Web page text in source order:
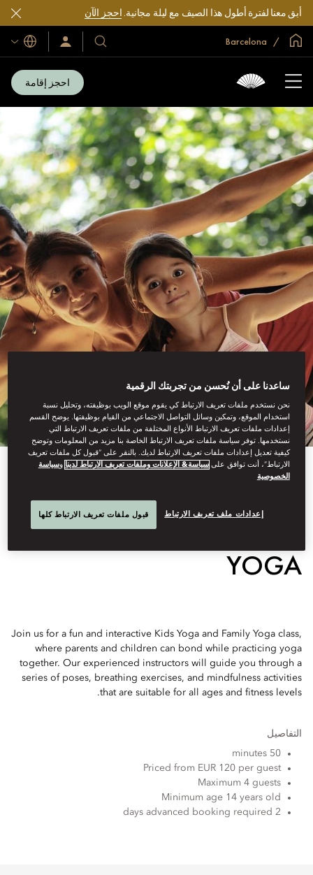
أبق معنا لفترة أطول هذا الصيف مع ليلة مجانية.احجز الآن
الصفحة الرئيسية العالمية
فنادقنا
ومنتجعاتنا
سجّل
الدخول/
اللغات
احجز إقامة
View All
KIDS AND FAMILY
YOGA
Join us for a fun and interactive Kids Yoga and Family Yoga class,
where parents and children can bond while practicing yoga
together. Our experienced instructors will guide you through a
series of poses, breathing exercises, and mindfulness activities
that are suitable for all ages and fitness levels.
التفاصيل
50 minutes
Priced from EUR 120 per guest
Maximum 4 guests
Minimum age 14 years old
2 days advanced booking required
ساعدنا على أن نُحسن من تجربتك الرقمية
نحن نستخدم ملفات تعريف الارتباط كي يقوم موقع الويب بوظيفته، وتحليل نسبة
استخدام الموقع، وتمكين وسائل التواصل الاجتماعي من القيام بوظيفتها. يوضح القسم
إعدادات ملفات تعريف الارتباط الأنواع المختلفة من ملفات تعريف الارتباط التي
نستخدمها. توفر سياسة ملفات تعريف الارتباط الخاصة بنا مزيد من المعلومات وتوضح
كيفية تعديل إعدادات ملفات تعريف الارتباط لديك. بالنقر على “قبول كل ملفات تعريف
الارتباط”، أنت توافق علىسياسة& الإعلانات وملفات تعريف الارتباط لدينا وسياسة
الخصوصية
إعدادات ملف تعريف الارتباط قبول ملفات تعريف الارتباط كلها